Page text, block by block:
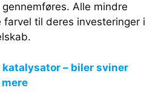
Alle mindre
til deres investeringer i
katalysator – biler sviner